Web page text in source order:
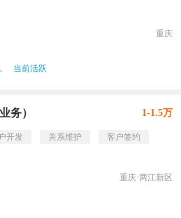
重庆
当前活跃
务） 1-1.5万
开发 关系维护
客户签约
重庆·两江新区